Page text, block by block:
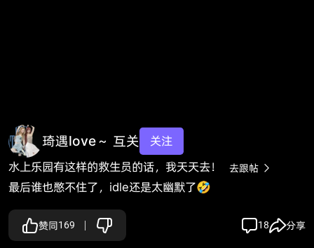
琦遇love～ 互关
关注
水上乐园有这样的救生员的话，我天天去！
去跟帖 
最后谁也憋不住了，idle还是太幽默了🤣
赞同169 18 分享